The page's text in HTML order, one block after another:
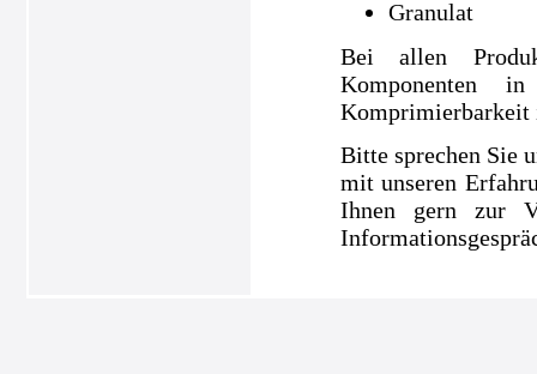
Granulat
Bei allen
Komponenten
Bitte sprechen Sie
mit unseren
Ihnen gern zur